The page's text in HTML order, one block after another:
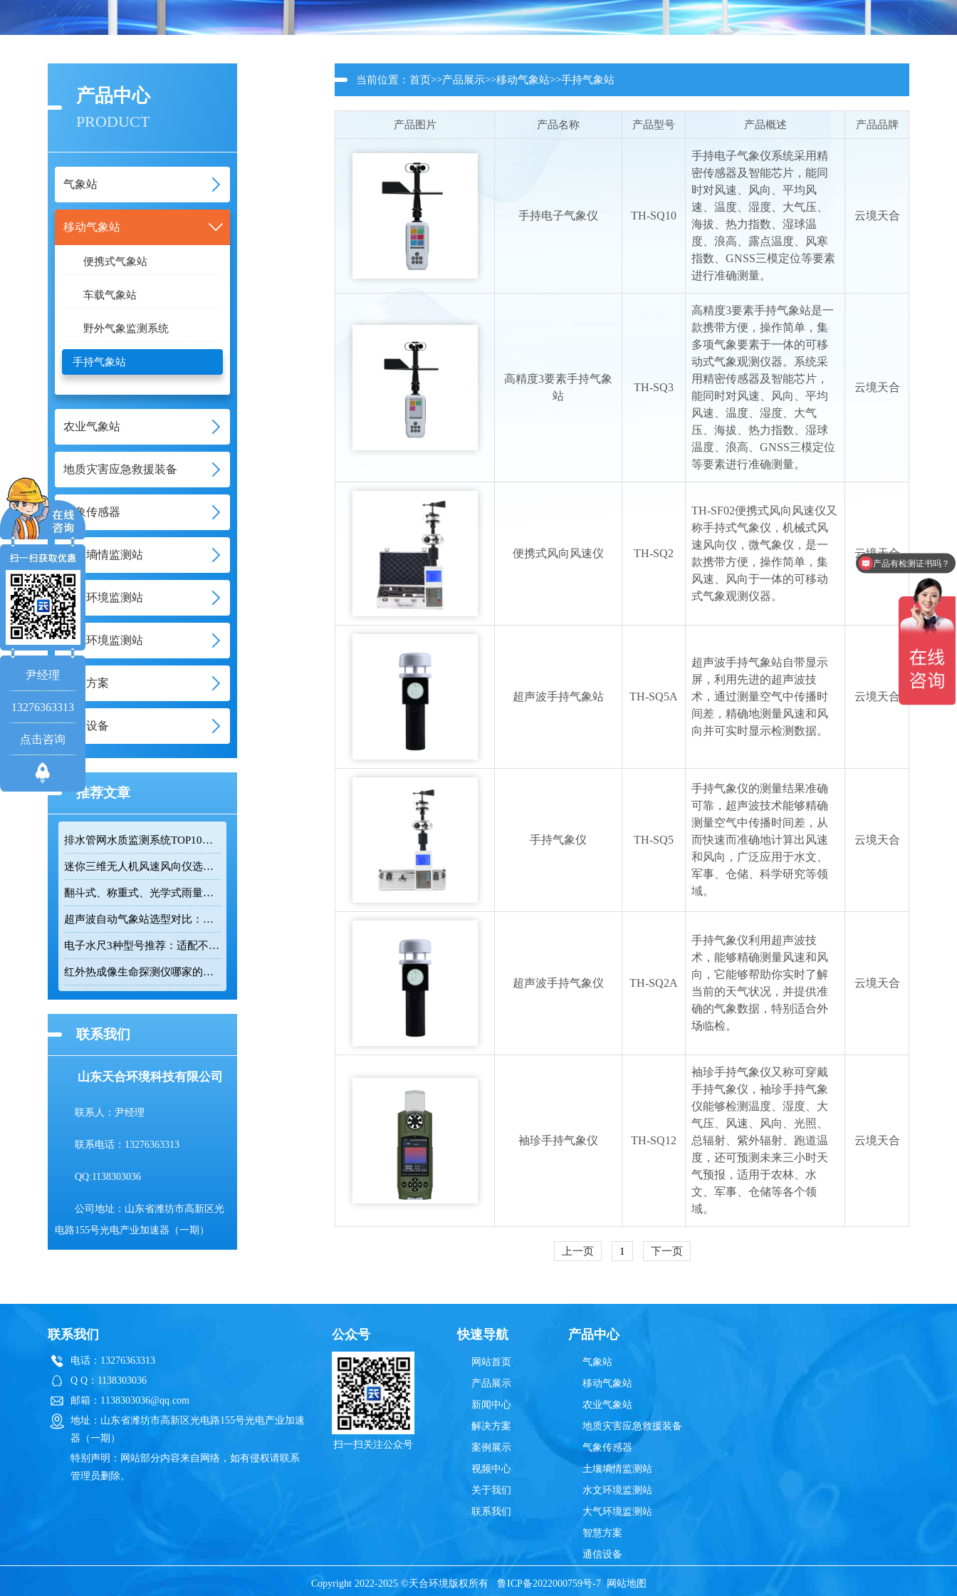
产品中心
PRODUCT
气象站
移动气象站
便携式气象站
车载气象站
野外气象监测系统
手持气象站
农业气象站
地质灾害应急救援装备
气象传感器
土壤墒情监测站
水文环境监测站
大气环境监测站
智慧方案
通信设备
推荐文章
排水管网水质监测系统TOP10推荐榜单
迷你三维无人机风速风向仪选型：云境天合TH-F1H助力空中风场监测
翻斗式、称重式、光学式雨量计精度大横评：哪种雨量计测量最准？
超声波自动气象站选型对比：云境天合 TH-CQX6 与天蔚 TW-CQX5 推荐
电子水尺3种型号推荐：适配不同水深监测场景
红外热成像生命探测仪哪家的好用？TH-860TH这款救援项目都在用
联系我们
山东天合环境科技有限公司
联系人：尹经理
联系电话：13276363313
QQ:1138303036
公司地址：山东省潍坊市高新区光
电路155号光电产业加速器（一期）
当前位置：首页>>产品展示>>移动气象站>>手持气象站
产品图片 产品名称 产品型号 产品概述 产品品牌
手持电子气象仪 TH-SQ10
手持电子气象仪系统采用精
密传感器及智能芯片，能同
时对风速、风向、平均风
速、温度、湿度、大气压、
海拔、热力指数、湿球温
度、浪高、露点温度、风寒
指数、GNSS三模定位等要素
进行准确测量。
云境天合
高精度3要素手持气象
站
TH-SQ3
高精度3要素手持气象站是一
款携带方便，操作简单，集
多项气象要素于一体的可移
动式气象观测仪器。系统采
用精密传感器及智能芯片，
能同时对风速、风向、平均
风速、温度、湿度、大气
压、海拔、热力指数、湿球
温度、浪高、GNSS三模定位
等要素进行准确测量。
云境天合
便携式风向风速仪 TH-SQ2
TH-SF02便携式风向风速仪又
称手持式气象仪，机械式风
速风向仪，微气象仪，是一
款携带方便，操作简单，集
风速、风向于一体的可移动
式气象观测仪器。
云境天合
超声波手持气象站 TH-SQ5A
超声波手持气象站自带显示
屏，利用先进的超声波技
术，通过测量空气中传播时
间差，精确地测量风速和风
向并可实时显示检测数据。
云境天合
手持气象仪 TH-SQ5
手持气象仪的测量结果准确
可靠，超声波技术能够精确
测量空气中传播时间差，从
而快速而准确地计算出风速
和风向，广泛应用于水文、
军事、仓储、科学研究等领
域。
云境天合
超声波手持气象仪 TH-SQ2A
手持气象仪利用超声波技
术，能够精确测量风速和风
向，它能够帮助你实时了解
当前的天气状况，并提供准
确的气象数据，特别适合外
场临检。
云境天合
袖珍手持气象仪 TH-SQ12
袖珍手持气象仪又称可穿戴
手持气象仪，袖珍手持气象
仪能够检测温度、湿度、大
气压、风速、风向、光照、
总辐射、紫外辐射、跑道温
度，还可预测未来三小时天
气预报，适用于农林、水
文、军事、仓储等各个领
域。
云境天合
上一页 1 下一页
联系我们
电话：13276363313
Q Q：1138303036
邮箱：1138303036@qq.com
地址：山东省潍坊市高新区光电路155号光电产业加速
器（一期）
特别声明：网站部分内容来自网络，如有侵权请联系
管理员删除。
公众号
扫一扫关注公众号
快速导航
网站首页
产品展示
新闻中心
解决方案
案例展示
视频中心
关于我们
联系我们
产品中心
气象站
移动气象站
农业气象站
地质灾害应急救援装备
气象传感器
土壤墒情监测站
水文环境监测站
大气环境监测站
智慧方案
通信设备
Copyright 2022-2025 ©天合环境版权所有 鲁ICP备2022000759号-7 网站地图
尹经理
13276363313
点击咨询
设备包含安装吗？